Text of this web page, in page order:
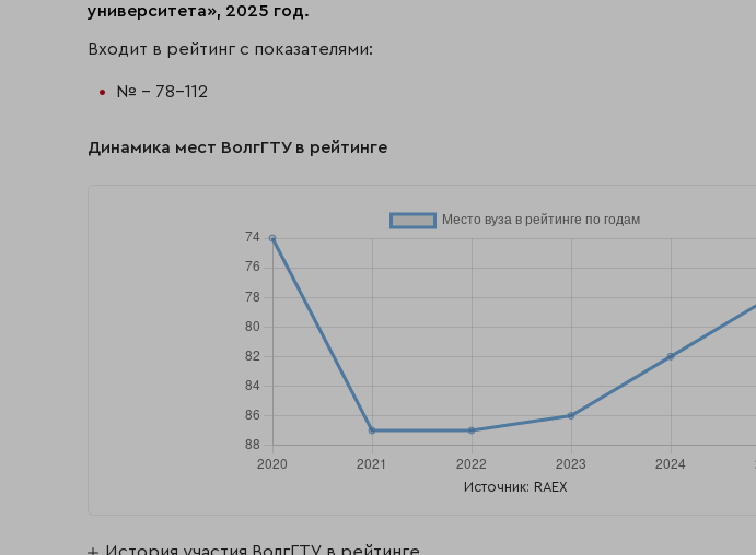
университета», 2025 год.
Входит в рейтинг с показателями:
№ - 78-112
Динамика мест ВолгГТУ в рейтинге
Источник: RAEX
История участия ВолгГТУ в рейтинге